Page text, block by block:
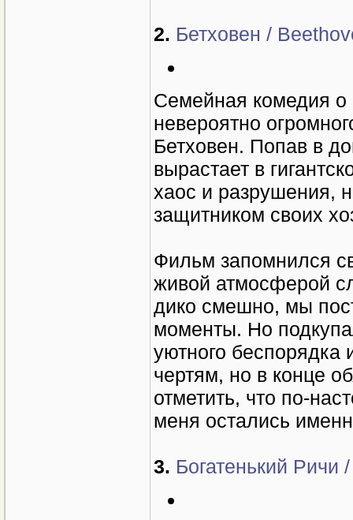
2. Бетховен /
Семейная комедия о
невероятно
Бетховен. Попав в
вырастает в
хаос и разрушения,
защитником своих
Фильм запомнился
живой атмосферой
дико смешно, мы
моменты. Но
уютного беспорядка
чертям, но в конце
отметить, что по-
меня остались
3. Богатенький Ричи